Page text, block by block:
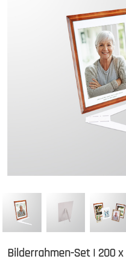
Bilderrahmen-Set | 200